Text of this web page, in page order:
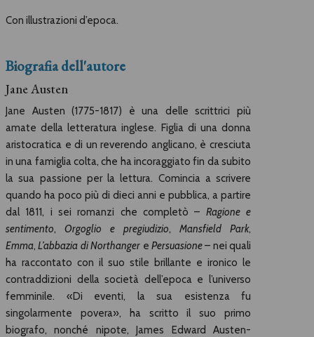
Con illustrazioni d’epoca.
Biografia dell'autore
Jane Austen
Jane Austen (1775-1817) è una delle scrittrici più
amate della letteratura inglese. Figlia di una donna
aristocratica e di un reverendo anglicano, è cresciuta
in una famiglia colta, che ha incoraggiato fin da subito
la sua passione per la lettura. Comincia a scrivere
quando ha poco più di dieci anni e pubblica, a partire
dal 1811, i sei romanzi che completò – Ragione e
sentimento, Orgoglio e pregiudizio, Mansfield Park,
Emma,L’abbazia di Northanger e Persuasione– nei quali
ha raccontato con il suo stile brillante e ironico le
contraddizioni della società dell’epoca e l’universo
femminile. «Di eventi, la sua esistenza fu
singolarmente povera», ha scritto il suo primo
biografo, nonché nipote, James Edward Austen-